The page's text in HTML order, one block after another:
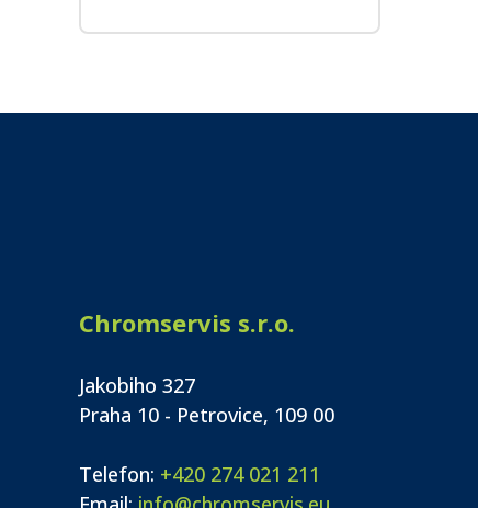
Chromservis s.r.o.
Jakobiho 327
Praha 10 - Petrovice, 109 00
Telefon: +420 274 021 211